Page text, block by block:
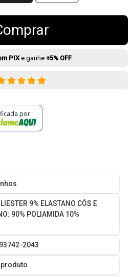
PIXe ganhe +5% OFF
por
9% ELASTANO CÓS E
90% POLIAMIDA 10%
2043
produto